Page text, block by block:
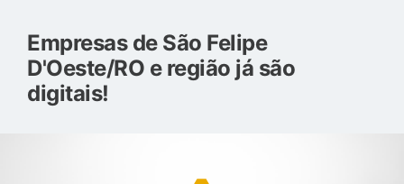
Empresas de São Felipe
D'Oeste/RO e região já são
digitais!